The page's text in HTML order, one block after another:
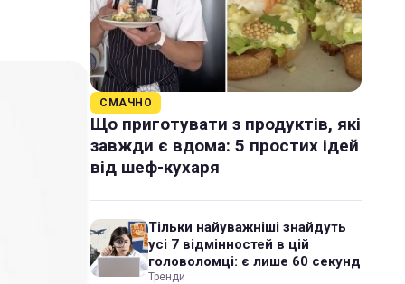
СМАЧНО
Що приготувати з продуктів, які
завжди є вдома: 5 простих ідей
від шеф-кухаря
Тільки найуважніші знайдуть
усі 7 відмінностей в цій
головоломці: є лише 60 секунд
Тренди